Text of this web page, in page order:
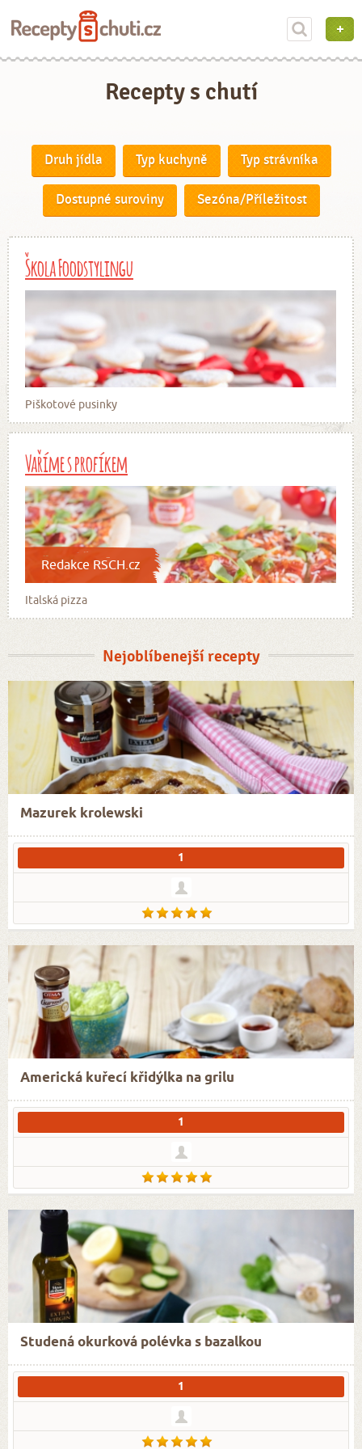
Recepty s chutí
Druh jídla Typ kuchyně Typ strávníka
Dostupné suroviny Sezóna/Příležitost
Škola Foodstylingu
Piškotové pusinky
Vaříme s profíkem
Redakce RSCH.cz
Italská pizza
Nejoblíbenejší recepty
Mazurek krolewski
1
Americká kuřecí křidýlka na grilu
1
Studená okurková polévka s bazalkou
1